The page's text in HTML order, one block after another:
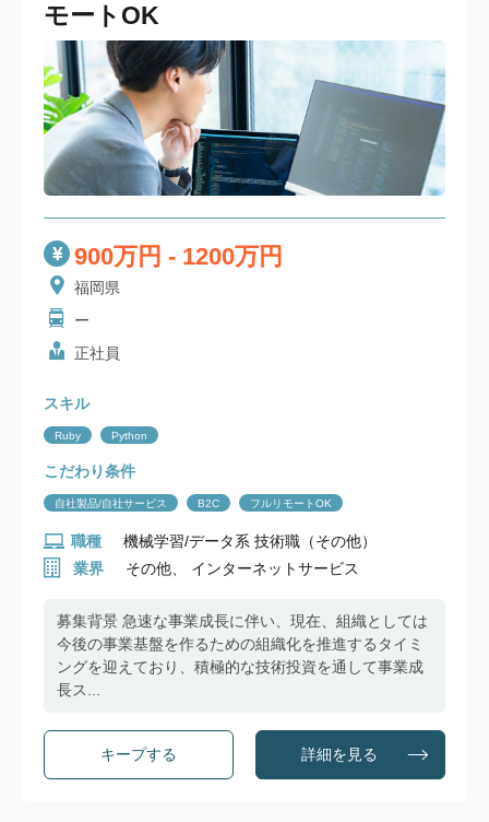
モートOK
900万円 - 1200万円
福岡県
ー
正社員
スキル
Ruby Python
こだわり条件
自社製品/自社サービス B2C フルリモートOK
職種
機械学習/データ系 技術職（その他）
業界
その他、 インターネットサービス
募集背景 急速な事業成長に伴い、現在、組織としては
今後の事業基盤を作るための組織化を推進するタイミ
ングを迎えており、積極的な技術投資を通して事業成
長ス...
詳細を見る